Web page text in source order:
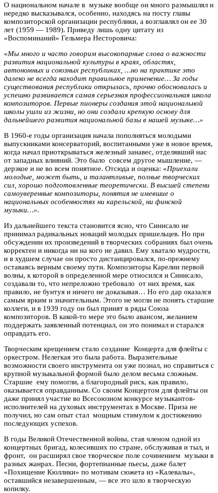
О национальном начале в музыке вообще он много размышлял и
нередко высказывался, особенно, находясь на посту главы
композиторской организации республики, а возглавлял он ее 30
лет (1959 — 1989). Приведу лишь одну цитату из
«Воспоминаний» Гельмера Несторовича:
«Мы много и часто говорим высокопарные слова о важности
развития национальной культуры в краях, областях,
автономных и союзных республиках, …но на практике это
далеко не всегда находит правильное применение… За годы
существования республики открылась, прочно обосновалась и
успешно развивается самая серьезная профессиональная школа
композиторов. Первые пионеры создания этой национальной
школы ушли из жизни, но они создали крепкую основу для
дальнейшего развития национальной базы в нашей музыке…»
В 1960-е годы организация начала пополняться молодыми
выпускниками консерваторий, воспитанными уже в новое время,
когда начал приоткрываться железный занавес, отделявший нас
от западных влияний. Это было совсем другое мышление, —
дерзкое и не во всем понятное. Отсюда и оценка: «Приехали
молодые, может быть, и талантливые, полные творческих
сил, хорошо подготовленные теоретически. В высшей степени
самоуверенные композиторы, понятия не имевшие о
национальных особенностях ни карельской, ни финской
музыки…».
Из дальнейшего текста становится ясно, что Синисало не
принимал радикальных новаций молодых пришельцев. Но при
обсуждении их произведений в творческих собраниях был очень
корректен и никогда ни на кого не давил. Ему хватало мудрости,
и в худшем случае он просто дистанцировался, по-прежнему
оставаясь верным своему пути. Композиторы Карелии первой
волны, к которой в определенной мере относился и Синисало,
создавали то, что непреложно требовало от них время, как
правило, не бунтуя и ничего не доказывая… Но его дар оказался
самым ярким и значительным. Этого не могли не понять старшие
коллеги, и в 1939 году он был принят в ряды Союза
композиторов. В какой-то мере это было авансом, желанием
поддержать заявленный потенциал, он это понимал и старался
оправдать его.
Творческим крещением стало создание Концерта для флейты с
оркестром. Нелегкая это была работа. Выразительные
возможности своего инструмента он уже познал, но справиться с
крупной музыкальной формой было делом весьма сложным.
Старшие ему помогли, а благородный риск, как правило,
оказывается оправданным. Со своим Концертом для флейты он
даже принял участие во Всесоюзном конкурсе музыкантов-
исполнителей на духовых инструментах в Москве. Приза не
получил, но сам опыт стал мощным стимулом к достижению
последующих успехов.
В годы Великой Отечественной войны, став членом одной из
концертных бригад, колесивших по стране, обслуживая и тыл, и
фронт, он расширял свое творческое поле сочинением музыки в
разных жанрах. Песни, фортепианные пьесы, даже балет
«Похищение Кюллики» по мотивам сюжета из «Калевалы»,
оставшийся незавершенным, — все это шло в творческую
копилку.